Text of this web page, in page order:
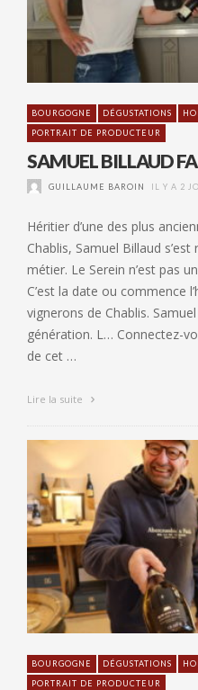
BOURGOGNE DÉGUSTATIONS
PORTRAIT DE PRODUCTEUR
SAMUEL BILLAUD
GUILLAUME BAROIN IL Y A 2
Héritier d’une des plus
Chablis, Samuel Billaud
métier. Le Serein n’est pas
C’est la date ou commence
vignerons de Chablis.
génération. L… Connectez-
de cet …
Lire la suite
BOURGOGNE DÉGUSTATIONS
PORTRAIT DE PRODUCTEUR